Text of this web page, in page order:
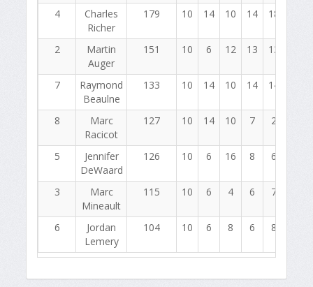
4
Charles
Richer
179 10 14 10 14 18
2
Martin
Auger
151 10 6 12 13 13
7
Raymond
Beaulne
133 10 14 10 14 14
8
Marc
Racicot
127 10 14 10 7 2
5
Jennifer
DeWaard
126 10 6 16 8 6
3
Marc
Mineault
115 10 6 4 6 7
6
Jordan
Lemery
104 10 6 8 6 8